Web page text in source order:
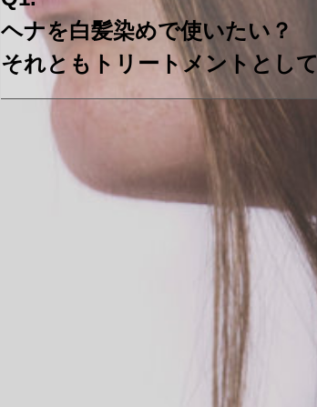
ヘナを白髪染めで使いたい？
それともトリートメントとし